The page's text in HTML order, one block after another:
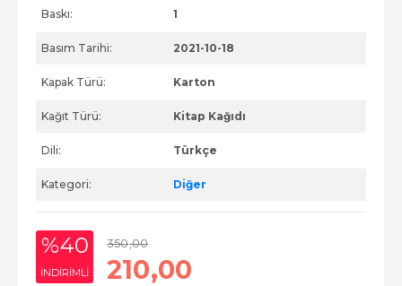
Baskı: 1
Basım Tarihi: 2021-10-18
Kapak Türü: Karton
Kağıt Türü: Kitap Kağıdı
Dili: Türkçe
Kategori: Diğer
%40
INDIRIMLI
350,00
210,00